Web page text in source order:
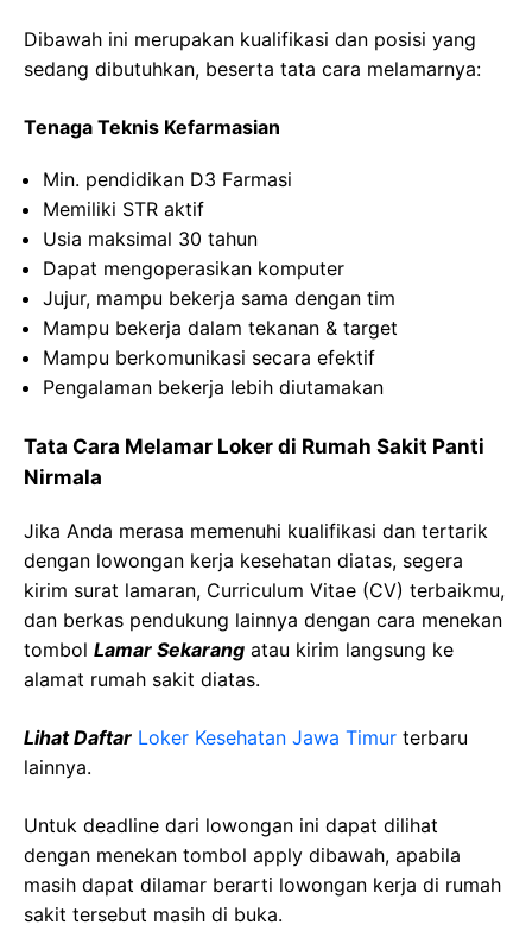
Dibawah ini merupakan kualifikasi dan posisi yang
sedang dibutuhkan, beserta tata cara melamarnya:
Tenaga Teknis Kefarmasian
Min. pendidikan D3 Farmasi
Memiliki STR aktif
Usia maksimal 30 tahun
Dapat mengoperasikan komputer
Jujur, mampu bekerja sama dengan tim
Mampu bekerja dalam tekanan & target
Mampu berkomunikasi secara efektif
Pengalaman bekerja lebih diutamakan
Tata Cara Melamar Loker di Rumah Sakit Panti
Nirmala
Jika Anda merasa memenuhi kualifikasi dan tertarik
dengan lowongan kerja kesehatan diatas, segera
kirim surat lamaran, Curriculum Vitae (CV) terbaikmu,
dan berkas pendukung lainnya dengan cara menekan
tombol Lamar Sekarang atau kirim langsung ke
alamat rumah sakit diatas.
Lihat Daftar Loker Kesehatan Jawa Timur terbaru
lainnya.
Untuk deadline dari lowongan ini dapat dilihat
dengan menekan tombol apply dibawah, apabila
masih dapat dilamar berarti lowongan kerja di rumah
sakit tersebut masih di buka.